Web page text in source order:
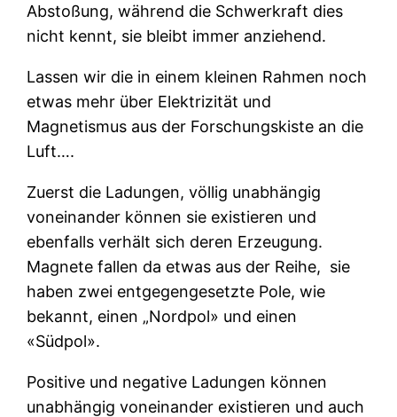
Abstoßung, während die Schwerkraft dies
nicht kennt, sie bleibt immer anziehend.
Lassen wir die in einem kleinen Rahmen noch
etwas mehr über Elektrizität und
Magnetismus aus der Forschungskiste an die
Luft….
Zuerst die Ladungen, völlig unabhängig
voneinander können sie existieren und
ebenfalls verhält sich deren Erzeugung.
Magnete fallen da etwas aus der Reihe, sie
haben zwei entgegengesetzte Pole, wie
bekannt, einen „Nordpol» und einen
«Südpol».
Positive und negative Ladungen können
unabhängig voneinander existieren und auch